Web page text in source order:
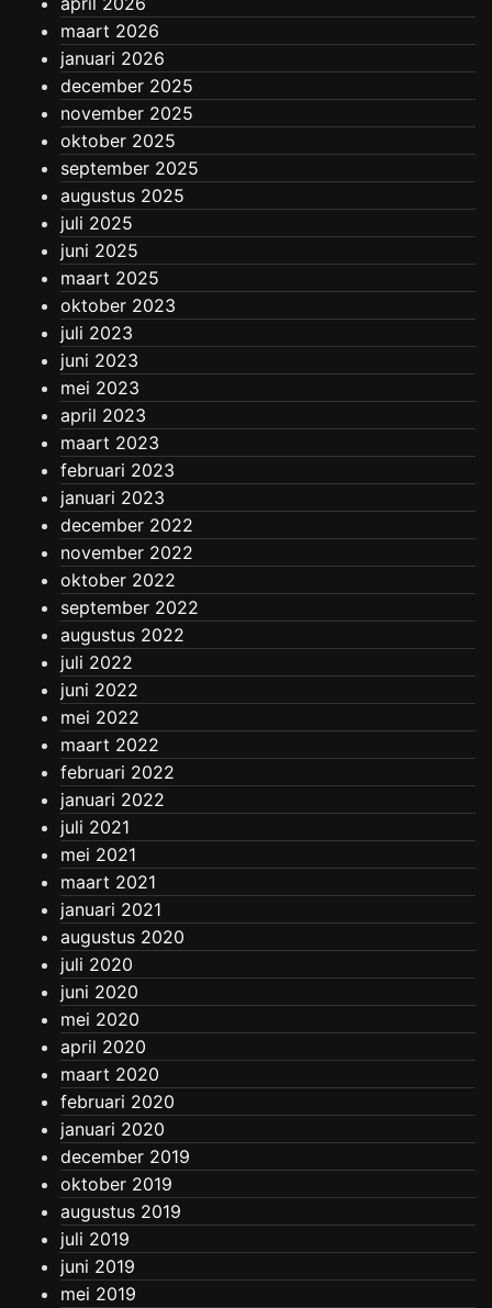
maart 2026
januari 2026
december 2025
november 2025
oktober 2025
september 2025
augustus 2025
juli 2025
juni 2025
maart 2025
oktober 2023
juli 2023
juni 2023
mei 2023
april 2023
maart 2023
februari 2023
januari 2023
december 2022
november 2022
oktober 2022
september 2022
augustus 2022
juli 2022
juni 2022
mei 2022
maart 2022
februari 2022
januari 2022
juli 2021
mei 2021
maart 2021
januari 2021
augustus 2020
juli 2020
juni 2020
mei 2020
april 2020
maart 2020
februari 2020
januari 2020
december 2019
oktober 2019
augustus 2019
juli 2019
juni 2019
mei 2019